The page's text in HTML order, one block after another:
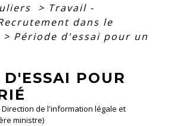
> Travail -
dans le
> Période d'essai pour un
POUR
Direction de l'information légale et
ministre)